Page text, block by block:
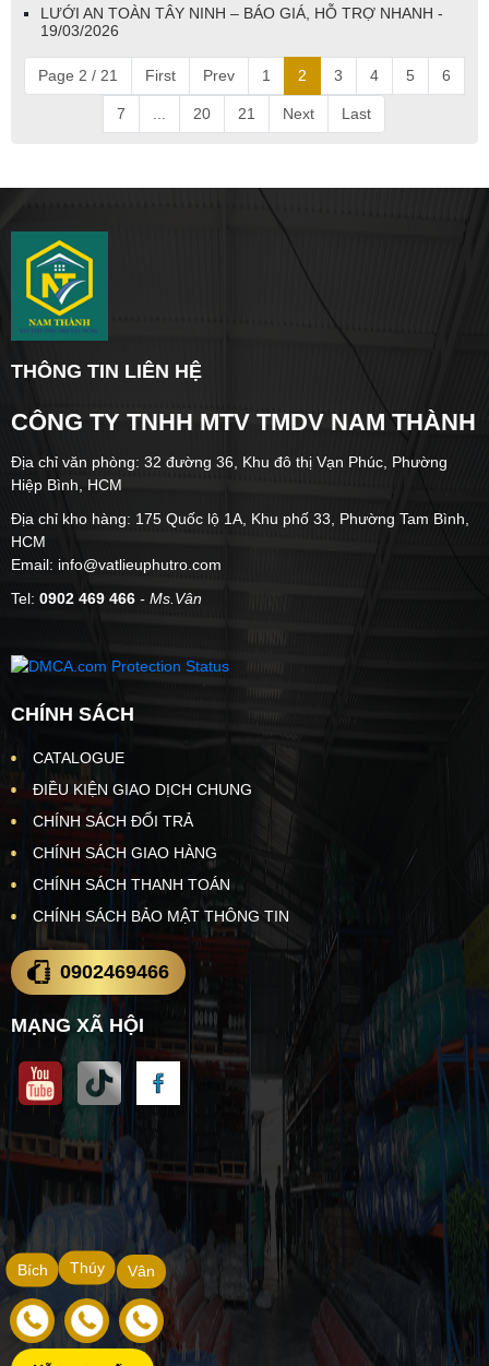
LƯỚI AN TOÀN TÂY NINH – BÁO GIÁ, HỖ TRỢ NHANH -
19/03/2026
Page 2 / 21 First Prev 1 2 3 4 5 6
7 20 21 Next Last
THÔNG TIN LIÊN HỆ
CÔNG TY TNHH MTV TMDV NAM THÀNH
Địa chỉ văn phòng: 32 đường 36, Khu đô thị Vạn Phúc, Phường
Hiệp Bình, HCM
Địa chỉ kho hàng: 175 Quốc lộ 1A, Khu phố 33, Phường Tam Bình,
HCM
Email: info@vatlieuphutro.com
Tel: 0902 469 466 - Ms.Vân
CHÍNH SÁCH
CATALOGUE
ĐIỀU KIỆN GIAO DỊCH CHUNG
CHÍNH SÁCH ĐỔI TRẢ
CHÍNH SÁCH GIAO HÀNG
CHÍNH SÁCH THANH TOÁN
CHÍNH SÁCH BẢO MẬT THÔNG TIN
0902469466
MẠNG XÃ HỘI
Vân
Thúy
Bích